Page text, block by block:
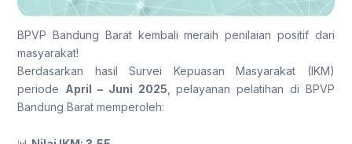
BPVP Bandung Barat kembali meraih penilaian positif dari
masyarakat!
Berdasarkan hasil Survei Kepuasan Masyarakat (IKM)
periode April – Juni 2025 , pelayanan pelatihan di BPVP
Bandung Barat memperoleh: